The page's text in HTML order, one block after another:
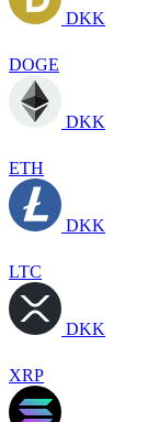
DKK
DOGE
DKK
ETH
DKK
LTC
DKK
XRP